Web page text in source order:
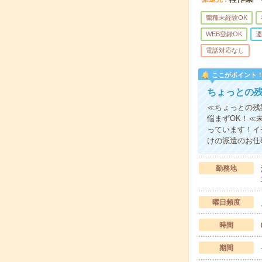
職種未経験OK
WEB登録OK
電話対応なし
ここがポイント
ちょっとの
≪ちょっとの残
悩まずOK！≪
っています！
けの派遣のお
勤務地
曜日頻度
時間
期間